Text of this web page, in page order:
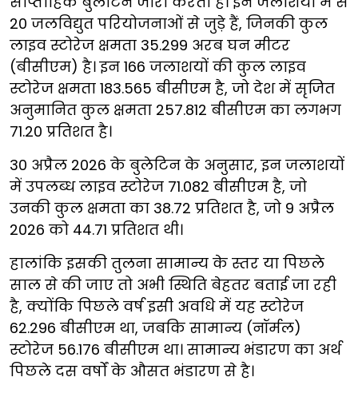
20 जलविद्युत परियोजनाओं से जुड़े हैं, जिनकी कुल
लाइव स्टोरेज क्षमता 35.299 अरब घन मीटर
(बीसीएम) है। इन 166 जलाशयों की कुल लाइव
स्टोरेज क्षमता 183.565 बीसीएम है, जो देश में सृजित
अनुमानित कुल क्षमता 257.812 बीसीएम का लगभग
71.20 प्रतिशत है।
30 अप्रैल 2026 के बुलेटिन के अनुसार, इन जलाशयों
में उपलब्ध लाइव स्टोरेज 71.082 बीसीएम है, जो
उनकी कुल क्षमता का 38.72 प्रतिशत है, जो 9 अप्रैल
2026 को 44.71 प्रतिशत थी।
हालांकि इसकी तुलना सामान्य के स्तर या पिछले
साल से की जाए तो अभी स्थिति बेहतर बताई जा रही
है, क्योंकि पिछले वर्ष इसी अवधि में यह स्टोरेज
62.296 बीसीएम था, जबकि सामान्य (नॉर्मल)
स्टोरेज 56.176 बीसीएम था। सामान्य भंडारण का अर्थ
पिछले दस वर्षों के औसत भंडारण से है।